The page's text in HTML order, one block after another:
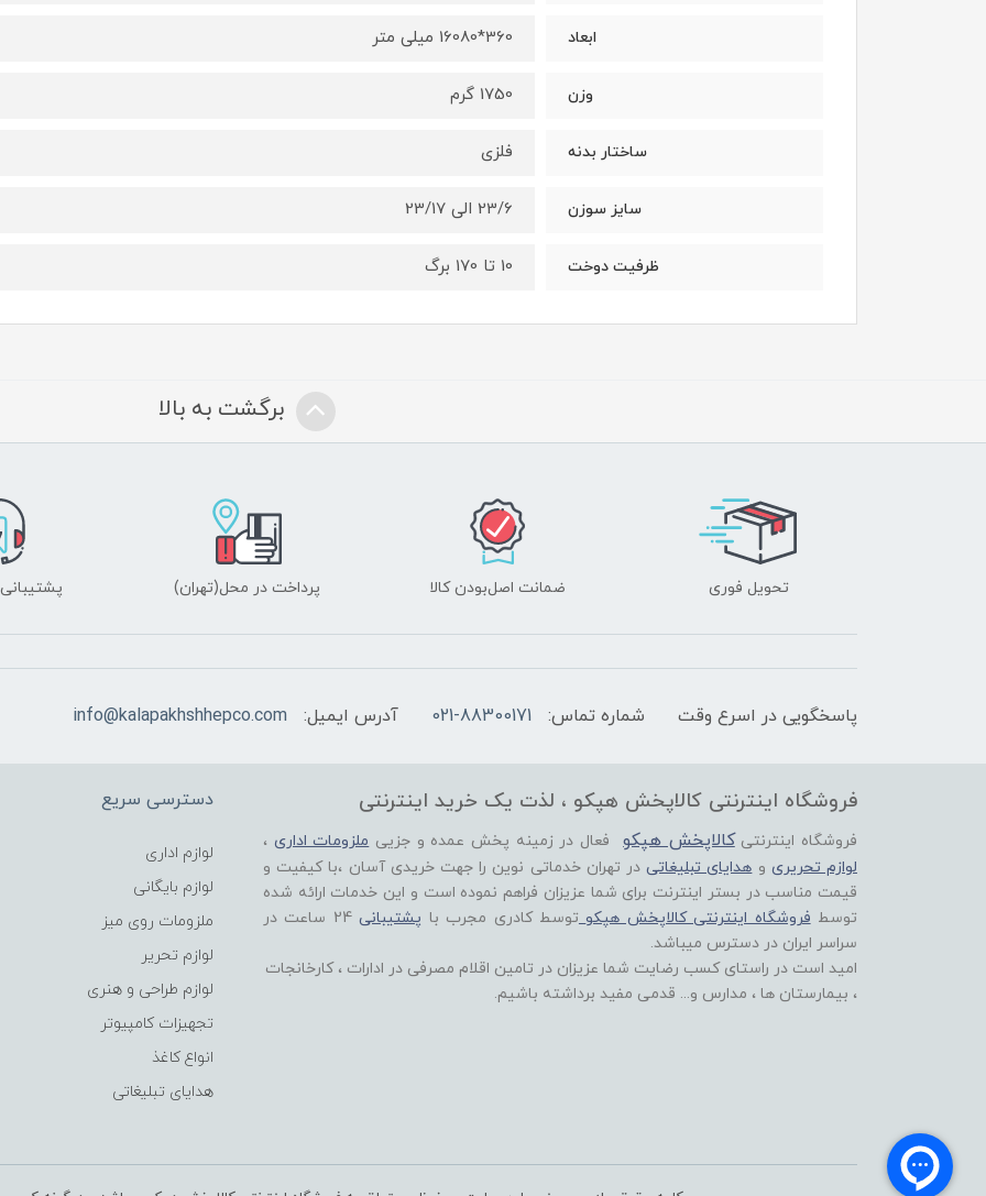
ابعاد 360*16080 میلی متر
وزن 1750 گرم
ساختار بدنه فلزی
سایز سوزن 23/6 الی 23/17
ظرفیت دوخت 10 تا 170 برگ
برگشت به بالا
تحویل فوری ضمانت اصل‌بودن کالا پرداخت در محل(تهران) پشتیبانی ۲۴ ساعته
پاسخگویی در اسرع وقت شماره تماس: 021-88300171 آدرس ایمیل: info@kalapakhshhepco.com
فروشگاه اینترنتی کالاپخش هپکو ، لذت یک خرید اینترنتی
فروشگاه اینترنتی کالاپخش هپکو فعال در زمینه پخش عمده و جزییملزومات اداری ،
لوازم تحریری وهدایای تبلیغاتیدر تهران خدماتی نوین را جهت خریدی آسان ،با کیفیت و
قیمت مناسب در بستر اینترنت برای شما عزیزان فراهم نموده است و این خدمات ارائه شده
توسطفروشگاه اینترنتی کالاپخش هپکو توسط کادری مجرب با پشتیبانی
24 ساعت در
سراسر ایران در دسترس میباشد.
امید است در راستای کسب رضایت شما عزیزان در تامین اقلام مصرفی در ادارات ، کارخانجات
، بیمارستان ها ، مدارس و... قدمی مفید برداشته باشیم.
دسترسی سریع
لوازم اداری
لوازم بایگانی
ملزومات روی میز
لوازم تحریر
لوازم طراحی و هنری
تجهیزات کامپیوتر
انواع کاغذ
هدایای تبلیغاتی